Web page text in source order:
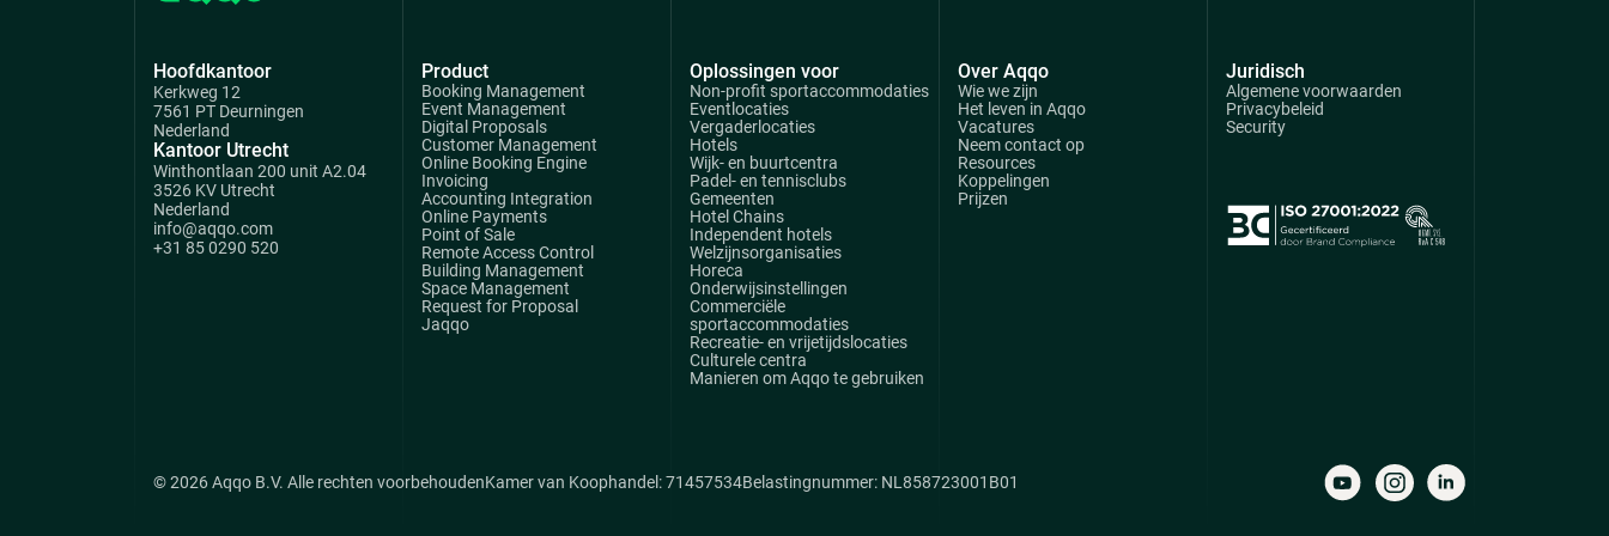
Hoofdkantoor
Kerkweg 12
7561 PT Deurningen
Nederland
Kantoor Utrecht
Winthontlaan 200 unit A2.04
3526 KV Utrecht
Nederland
info@aqqo.com
+31 85 0290 520
Product
Booking Management
Event Management
Digital Proposals
Customer Management
Online Booking Engine
Invoicing
Accounting Integration
Online Payments
Point of Sale
Remote Access Control
Building Management
Space Management
Request for Proposal
Jaqqo
Oplossingen voor
Non-profit sportaccommodaties
Eventlocaties
Vergaderlocaties
Hotels
Wijk- en buurtcentra
Padel- en tennisclubs
Gemeenten
Hotel Chains
Independent hotels
Welzijnsorganisaties
Horeca
Onderwijsinstellingen
Commerciële
sportaccommodaties
Recreatie- en vrijetijdslocaties
Culturele centra
Manieren om Aqqo te gebruiken
Over Aqqo
Wie we zijn
Het leven in Aqqo
Vacatures
Neem contact op
Resources
Koppelingen
Prijzen
Juridisch
Algemene voorwaarden
Privacybeleid
Security
© 2026 Aqqo B.V. Alle rechten voorbehoudenKamer van Koophandel: 71457534Belastingnummer: NL858723001B01